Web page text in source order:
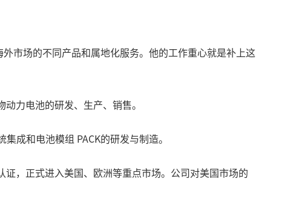
市场的不同产品和属地化服务。他的工作重心就是补上这
力电池的研发、生产、销售。
成和电池模组 PACK的研发与制造。
，正式进入美国、欧洲等重点市场。公司对美国市场的